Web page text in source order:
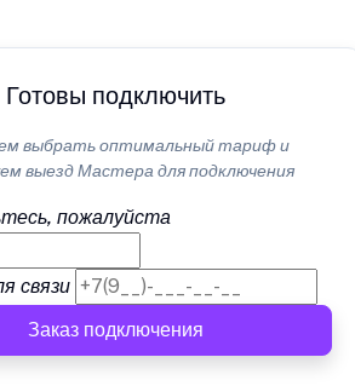
Готовы подключить
выбрать оптимальный тариф и
выезд Мастера для подключения
пожалуйста
связи
Заказ подключения